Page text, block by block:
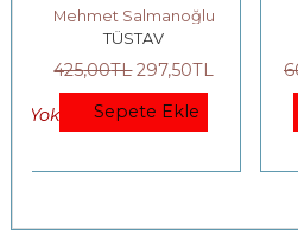
Stephen R. Covey
Varlık Yayınları
600,00TL 450,00TL
Sepete Ekle